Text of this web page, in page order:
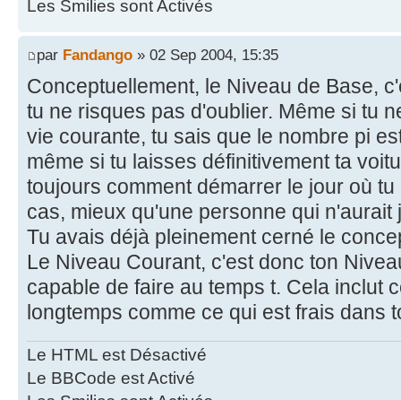
Les Smilies sont Activés
par Fandango » 02 Sep 2004, 15:35
Conceptuellement, le Niveau de Base,
tu ne risques pas d'oublier. Même si tu
vie courante, tu sais que le nombre pi
même si tu laisses définitivement ta
toujours comment démarrer le jour où
cas, mieux qu'une personne qui
Tu avais déjà pleinement cerné le
Le Niveau Courant, c'est donc ton
capable de faire au temps t. Cela inclut
longtemps comme ce qui est frais dans
Le HTML est Désactivé
Le BBCode est Activé